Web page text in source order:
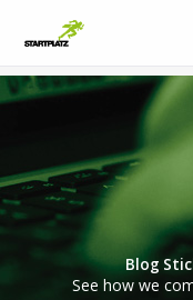
Blog
See how we